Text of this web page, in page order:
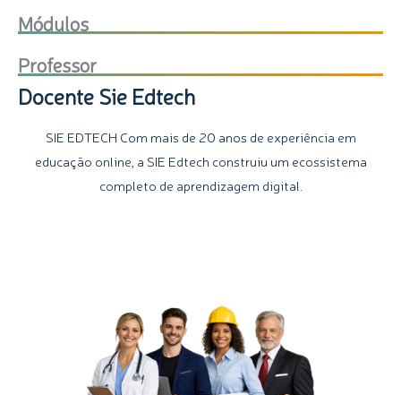
Módulos
Professor
Docente Sie Edtech
SIE EDTECH Com mais de 20 anos de experiência em
educação online, a SIE Edtech construiu um ecossistema
completo de aprendizagem digital.